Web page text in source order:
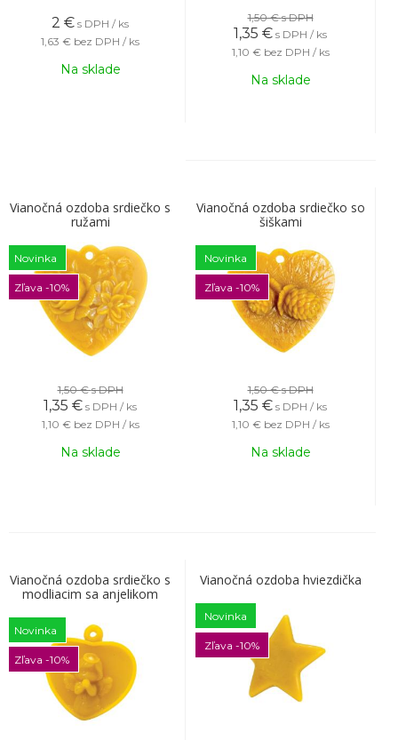
2 € s DPH / ks
1,63 € bez DPH / ks
Na sklade
1,50 €s DPH
1,35 € s DPH / ks
1,10 € bez DPH / ks
Na sklade
Vianočná ozdoba srdiečko s
ružami
Novinka
Zľava -10%
1,50 €s DPH
1,35 € s DPH / ks
1,10 € bez DPH / ks
Na sklade
Vianočná ozdoba srdiečko so
šiškami
Novinka
Zľava -10%
1,50 €s DPH
1,35 € s DPH / ks
1,10 € bez DPH / ks
Na sklade
Vianočná ozdoba srdiečko s
modliacim sa anjelikom
Novinka
Zľava -10%
Vianočná ozdoba hviezdička
Novinka
Zľava -10%